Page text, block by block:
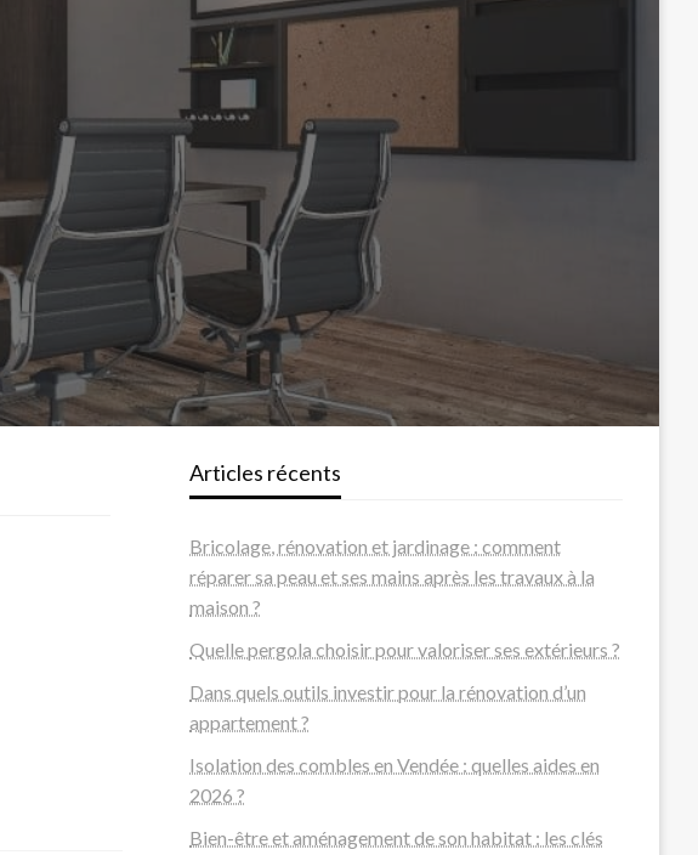
Articles récents
Bricolage, rénovation et jardinage : comment
réparer sa peau et ses mains après les travaux à la
maison ?
Quelle pergola choisir pour valoriser ses extérieurs ?
Dans quels outils investir pour la rénovation d’un
appartement ?
Isolation des combles en Vendée : quelles aides en
2026 ?
Bien-être et aménagement de son habitat : les clés